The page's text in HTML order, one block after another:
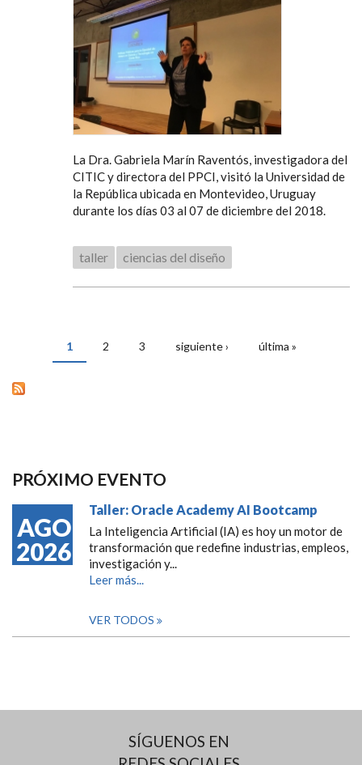
La Dra. Gabriela Marín Raventós, investigadora del
CITIC y directora del PPCI, visitó la Universidad de
la República ubicada en Montevideo, Uruguay
durante los días 03 al 07 de diciembre del 2018.
taller ciencias del diseño
PÁGINAS
1 2 3 siguiente › última »
PRÓXIMO EVENTO
AGO
2026
Taller: Oracle Academy AI Bootcamp
La Inteligencia Artificial (IA) es hoy un motor de
transformación que redefine industrias, empleos,
investigación y...
Leer más...
VER TODOS
SÍGUENOS EN